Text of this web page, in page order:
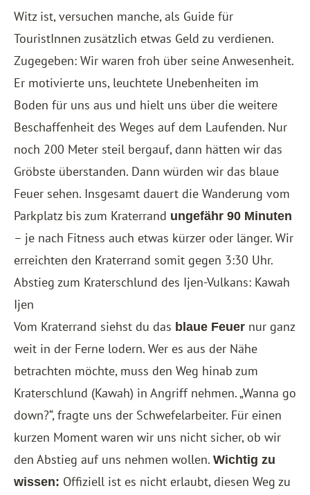
Witz ist, versuchen manche, als Guide für
TouristInnen zusätzlich etwas Geld zu verdienen.
Zugegeben: Wir waren froh über seine Anwesenheit.
Er motivierte uns, leuchtete Unebenheiten im
Boden für uns aus und hielt uns über die weitere
Beschaffenheit des Weges auf dem Laufenden. Nur
noch 200 Meter steil bergauf, dann hätten wir das
Gröbste überstanden. Dann würden wir das blaue
Feuer sehen. Insgesamt dauert die Wanderung vom
Parkplatz bis zum Kraterrand ungefähr 90 Minuten
– je nach Fitness auch etwas kürzer oder länger. Wir
erreichten den Kraterrand somit gegen 3:30 Uhr.
Abstieg zum Kraterschlund des Ijen-Vulkans: Kawah
Ijen
Vom Kraterrand siehst du das blaue Feuer nur ganz
weit in der Ferne lodern. Wer es aus der Nähe
betrachten möchte, muss den Weg hinab zum
Kraterschlund (Kawah) in Angriff nehmen. „Wanna go
down?“, fragte uns der Schwefelarbeiter. Für einen
kurzen Moment waren wir uns nicht sicher, ob wir
den Abstieg auf uns nehmen wollen. Wichtig zu
wissen: Offiziell ist es nicht erlaubt, diesen Weg zu